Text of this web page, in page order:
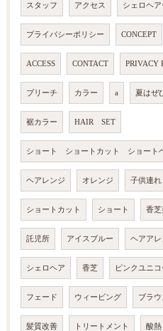
スタッフ アクセス シェロヘア
プライバシーポリシー CONCEPT
ACCESS CONTACT PRIVACY
ブリーチ カラー a 夏はぜ
裾カラー HAIR SET
ショート ショートカット ショート
ヘアレンジ オレンジ 子供連れ
ショートカット ショート 香芝
託児所 アイスブルー ヘアアレ
シェロヘア 香芝 ピンクユニコ
フェード ウィービング ブラ
髪質改善 トリートメント 酸熱